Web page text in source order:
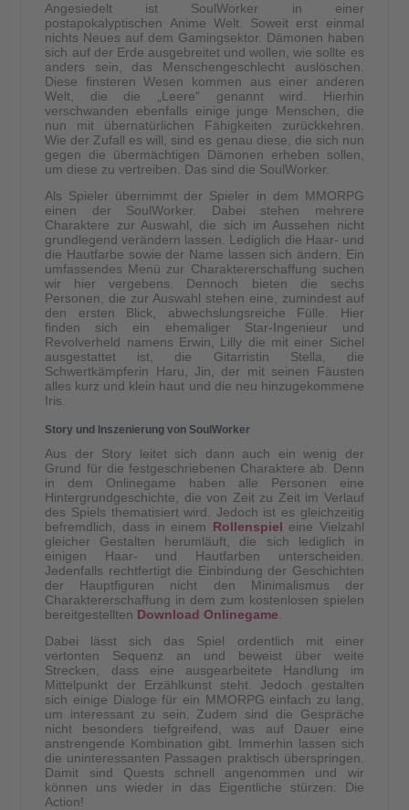
Angesiedelt ist SoulWorker in einer
postapokalyptischen Anime Welt. Soweit erst einmal
nichts Neues auf dem Gamingsektor. Dämonen haben
sich auf der Erde ausgebreitet und wollen, wie sollte es
anders sein, das Menschengeschlecht auslöschen.
Diese finsteren Wesen kommen aus einer anderen
Welt, die die „Leere“ genannt wird. Hierhin
verschwanden ebenfalls einige junge Menschen, die
nun mit übernatürlichen Fähigkeiten zurückkehren.
Wie der Zufall es will, sind es genau diese, die sich nun
gegen die übermächtigen Dämonen erheben sollen,
um diese zu vertreiben. Das sind die SoulWorker.
Als Spieler übernimmt der Spieler in dem MMORPG
einen der SoulWorker. Dabei stehen mehrere
Charaktere zur Auswahl, die sich im Aussehen nicht
grundlegend verändern lassen. Lediglich die Haar- und
die Hautfarbe sowie der Name lassen sich ändern. Ein
umfassendes Menü zur Charaktererschaffung suchen
wir hier vergebens. Dennoch bieten die sechs
Personen, die zur Auswahl stehen eine, zumindest auf
den ersten Blick, abwechslungsreiche Fülle. Hier
finden sich ein ehemaliger Star-Ingenieur und
Revolverheld namens Erwin, Lilly die mit einer Sichel
ausgestattet ist, die Gitarristin Stella, die
Schwertkämpferin Haru, Jin, der mit seinen Fäusten
alles kurz und klein haut und die neu hinzugekommene
Iris.
Story und Inszenierung von SoulWorker
Aus der Story leitet sich dann auch ein wenig der
Grund für die festgeschriebenen Charaktere ab. Denn
in dem Onlinegame haben alle Personen eine
Hintergrundgeschichte, die von Zeit zu Zeit im Verlauf
des Spiels thematisiert wird. Jedoch ist es gleichzeitig
befremdlich, dass in einem Rollenspiel eine Vielzahl
gleicher Gestalten herumläuft, die sich lediglich in
einigen Haar- und Hautfarben unterscheiden.
Jedenfalls rechtfertigt die Einbindung der Geschichten
der Hauptfiguren nicht den Minimalismus der
Charaktererschaffung in dem zum kostenlosen spielen
bereitgestellten Download Onlinegame
Dabei lässt sich das Spiel ordentlich mit einer
vertonten Sequenz an und beweist über weite
Strecken, dass eine ausgearbeitete Handlung im
Mittelpunkt der Erzählkunst steht. Jedoch gestalten
sich einige Dialoge für ein MMORPG einfach zu lang,
um interessant zu sein. Zudem sind die Gespräche
nicht besonders tiefgreifend, was auf Dauer eine
anstrengende Kombination gibt. Immerhin lassen sich
die uninteressanten Passagen praktisch überspringen.
Damit sind Quests schnell angenommen und wir
können uns wieder in das Eigentliche stürzen: Die
Action!